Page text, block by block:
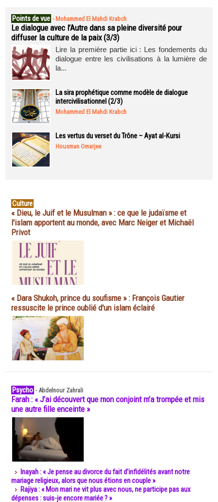
Points de vue - Mohammed El Mahdi Krabch
Le dialogue avec l’Autre dans sa pleine diversité pour
diffuser la culture de la paix (3/3)
Lire la première partie ici : Les fondements du
dialogue entre les civilisations à la lumière de
la...
La sira prophétique comme modèle de dialogue
intercivilisationnel (2/3)
Mohammed El Mahdi Krabch
Les vertus du verset du Trône – Ayat al-Kursi
Housman Omarjee
Culture
« Dieu, le Juif et le Musulman » : ce que le judaïsme et
l'islam apportent au monde, avec Marc Neiger et Michaël
Privot
« Dara Shukoh, prince du soufisme » : François Gautier
ressuscite le prince oublié d'un islam éclairé
Psycho -Abdelnour Zahrali
Farah : « J’ai découvert que mon conjoint m’a trompée et mis
une autre fille enceinte »
Inayah : « Je pense au divorce du fait d’infidélités avant notre
mariage religieux, alors que nous étions en couple »
Rajiya : « Mon mari ne vit plus avec nous, ne participe pas aux
dépenses : suis-je encore mariée ? »